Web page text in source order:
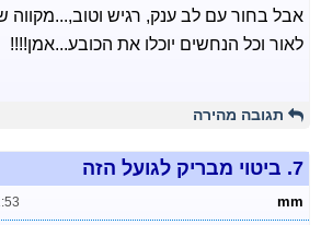
אבל בחור עם לב ענק, רגיש וטוב,...מקווה
לאור וכל הנחשים יוכלו את הכובע...אמן!!!!
תגובה מהירה
7. ביטוי מבריק לגועל הזה
mm